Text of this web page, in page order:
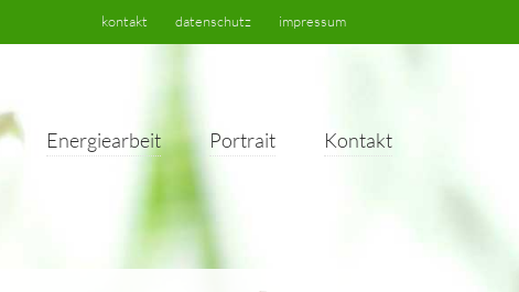
Energiearbeit Portrait Kontakt
kontakt datenschutz impressum